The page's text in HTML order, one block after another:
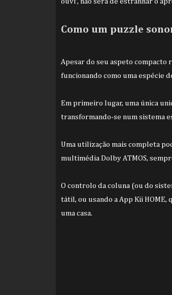
Como um puzzle
Apesar do seu aspeto compacto
funcionando como uma espécie
Em primeiro lugar, uma única
transformando-se num sistema
Uma utilização mais completa
multimédia Dolby ATMOS,
O controlo da coluna (ou do
tátil, ou usando a App Kii
uma casa.